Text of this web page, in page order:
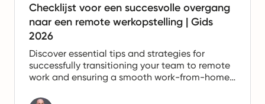
Checklijst voor een succesvolle overgang
naar een remote werkopstelling | Gids
2026
Discover essential tips and strategies for
successfully transitioning your team to remote
work and ensuring a smooth work-from-home